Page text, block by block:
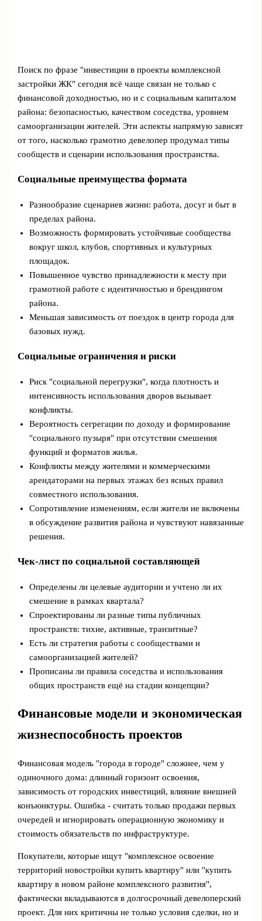
Поиск по фразе "инвестиции в проекты комплексной
застройки ЖК" сегодня всё чаще связан не только с
финансовой доходностью, но и с социальным капиталом
района: безопасностью, качеством соседства, уровнем
самоорганизации жителей. Эти аспекты напрямую зависят
от того, насколько грамотно девелопер продумал типы
сообществ и сценарии использования пространства.
Социальные преимущества формата
Разнообразие сценариев жизни: работа, досуг и быт в
пределах района.
Возможность формировать устойчивые сообщества
вокруг школ, клубов, спортивных и культурных
площадок.
Повышенное чувство принадлежности к месту при
грамотной работе с идентичностью и брендингом
района.
Меньшая зависимость от поездок в центр города для
базовых нужд.
Социальные ограничения и риски
Риск "социальной перегрузки", когда плотность и
интенсивность использования дворов вызывает
конфликты.
Вероятность сегрегации по доходу и формирование
"социального пузыря" при отсутствии смешения
функций и форматов жилья.
Конфликты между жителями и коммерческими
арендаторами на первых этажах без ясных правил
совместного использования.
Сопротивление изменениям, если жители не включены
в обсуждение развития района и чувствуют навязанные
решения.
Чек‑лист по социальной составляющей
Определены ли целевые аудитории и учтено ли их
смешение в рамках квартала?
Спроектированы ли разные типы публичных
пространств: тихие, активные, транзитные?
Есть ли стратегия работы с сообществами и
самоорганизацией жителей?
Прописаны ли правила соседства и использования
общих пространств ещё на стадии концепции?
Финансовые модели и экономическая
жизнеспособность проектов
Финансовая модель "города в городе" сложнее, чем у
одиночного дома: длинный горизонт освоения,
зависимость от городских инвестиций, влияние внешней
конъюнктуры. Ошибка - считать только продажи первых
очередей и игнорировать операционную экономику и
стоимость обязательств по инфраструктуре.
Покупатели, которые ищут "комплексное освоение
территорий новостройки купить квартиру" или "купить
квартиру в новом районе комплексного развития",
фактически вкладываются в долгосрочный девелоперский
проект. Для них критичны не только условия сделки, но и